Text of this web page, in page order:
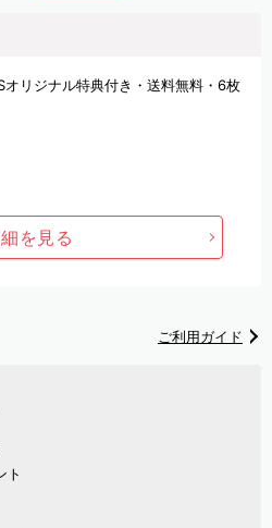
リジナル特典付き・送料無料・6枚
を見る
ご利用ガイド
ト